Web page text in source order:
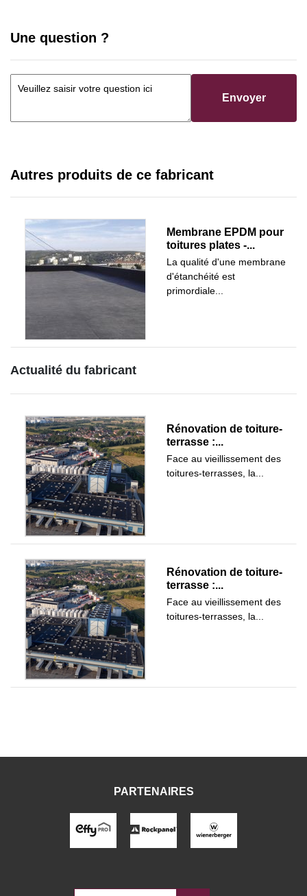
Une question ?
Envoyer
Autres produits de ce fabricant
Membrane EPDM pour
toitures plates -...
La qualité d'une membrane
d'étanchéité est
primordiale...
Actualité du fabricant
Rénovation de toiture-
terrasse :...
Face au vieillissement des
toitures-terrasses, la...
Rénovation de toiture-
terrasse :...
Face au vieillissement des
toitures-terrasses, la...
PARTENAIRES